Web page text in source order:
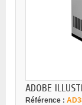
ADOBE
Référence :